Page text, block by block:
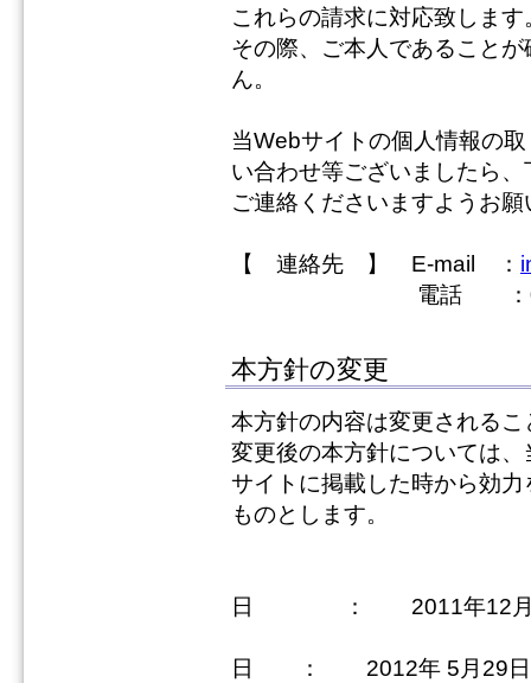
これらの請求に対応致します
その際、ご本人であること
ん。
当Webサイトの個人情報の
い合わせ等ございましたら、
ご連絡くださいますようお
【 連絡先 】 E-mail ：
電話 ：0774-
本方針の変更
本方針の内容は変更される
変更後の本方針については
サイトに掲載した時から効力
ものとします。
日 ： 2011年12月
日 ： 2012年 5月29日